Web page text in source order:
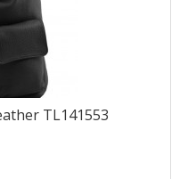
TL141553